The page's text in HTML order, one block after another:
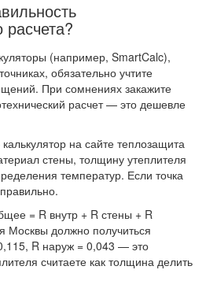
расчета?
(например, SmartCalc),
обязательно учтите
При сомнениях закажите
расчет — это дешевле
на сайте теплозащита
стены, толщину утеплителя
температур. Если точка
= R внутр + R стены + R
Москвы должно получиться
R наруж = 0,043 — это
считаете как толщина делить